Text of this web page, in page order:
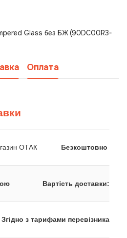
Glass без БЖ (90DC00R3-
Оплата
ОТАК Безкоштовно
Вартість доставки:
Згідно з тарифами перевізника